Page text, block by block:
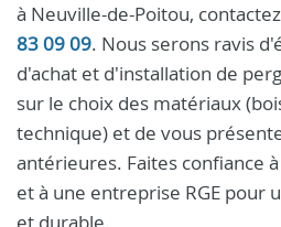
à Neuville-de-Poitou,
83 09 09. Nous serons ravis
d'achat et d'installation de
sur le choix des matériaux
technique) et de vous
antérieures. Faites confiance
et à une entreprise RGE pour